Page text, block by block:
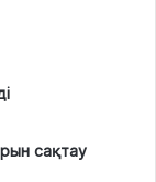
сақтау